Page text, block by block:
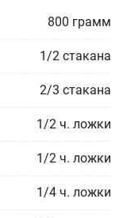
800 грамм
1/2 стакана
2/3 стакана
1/2 ч. ложки
1/2 ч. ложки
1/4 ч. ложки